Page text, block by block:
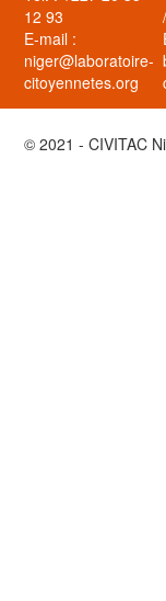
12 93
E-mail :
niger@laboratoire-
citoyennetes.org
/
© 2021 - CIVITAC